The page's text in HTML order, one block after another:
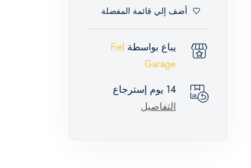
أضف إلي قائمة المفضلة
يباع بواسطة Fiel
Garage
14 يوم إسترجاع
التفاصيل